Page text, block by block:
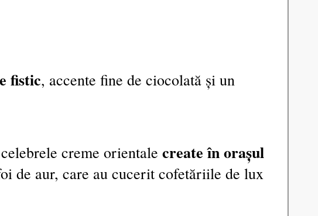
fistic, accente fine de ciocolată și un
creme orientale create în orașul
de aur, care au cucerit cofetăriile de lux